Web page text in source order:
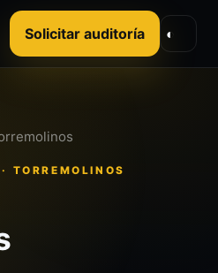
◐
Solicitar auditoría
TORREMOLINOS